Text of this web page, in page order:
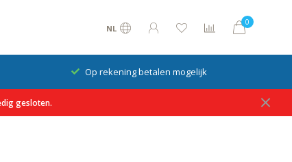
NL
0
Op rekening betalen mogelijk
gesloten.